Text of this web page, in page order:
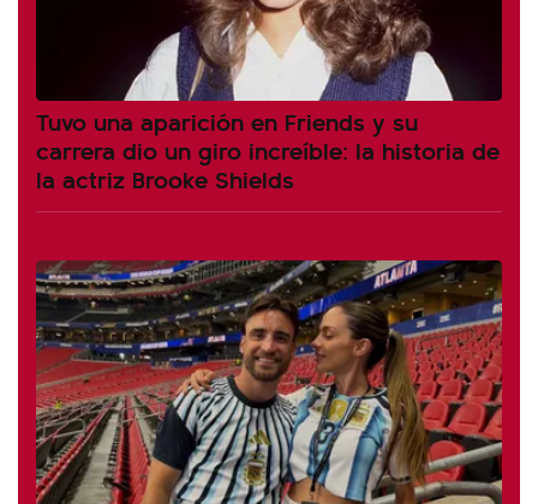
Tuvo una aparición en Friends y su
carrera dio un giro increíble: la historia de
la actriz Brooke Shields